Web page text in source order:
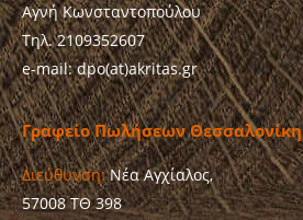
Αγνή Κωνσταντοπούλου
Τηλ. 2109352607
e-mail: dpo(at)akritas.gr
Γραφείο Πωλήσεων Θεσσαλονίκη
Διεύθυνση:Νέα Αγχίαλος,
57008 ΤΘ 398